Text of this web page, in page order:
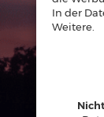
In der
Weitere.